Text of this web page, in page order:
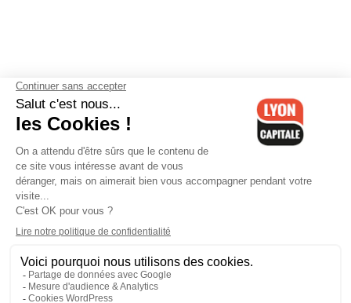
Contactez-nous-Mentions légales-CGV-Politique de
confidentialité-Gestion des cookies